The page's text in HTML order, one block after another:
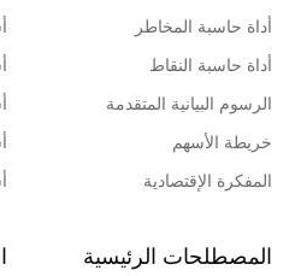
أداة حاسبة المخاطر
أداة حاسبة النقاط
الرسوم البيانية المتقدمة
خريطة الأسهم
المفكرة الإقتصادية
المصطلحات الرئيسية